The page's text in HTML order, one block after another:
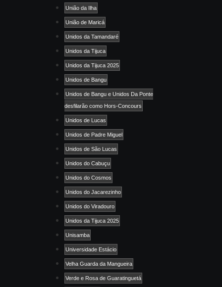
União da Ilha
União de Maricá
Unidos da Tamandaré
Unidos da Tijuca
Unidos da Tijuca 2025
Unidos de Bangu
Unidos de Bangu e Unidos Da Ponte
desfilarão como Hors-Concours
Unidos de Lucas
Unidos de Padre Miguel
Unidos de São Lucas
Unidos do Cabuçu
Unidos do Cosmos
Unidos do Jacarezinho
Unidos do Viradouro
Unidos da Tijuca 2025
Unisamba
Universidade Estácio
Velha Guarda da Mangueira
Verde e Rosa de Guaratinguetá